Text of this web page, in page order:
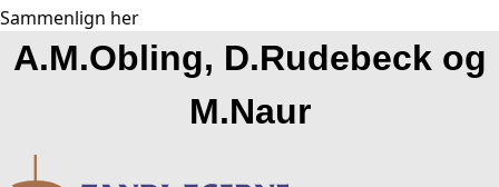
Sammenlign her
A.M.Obling, D.Rudebeck og
M.Naur